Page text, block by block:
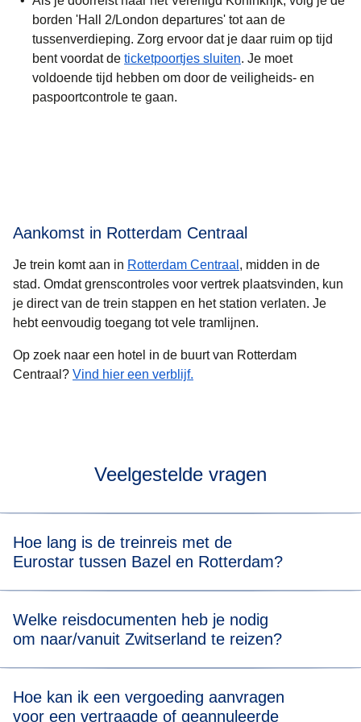
borden 'Hall 2/London departures' tot aan de
tussenverdieping. Zorg ervoor dat je daar ruim op tijd
bent voordat de ticketpoortjes sluiten. Je moet
voldoende tijd hebben om door de veiligheids- en
paspoortcontrole te gaan.
Aankomst in Rotterdam Centraal
Je trein komt aan in Rotterdam Centraal , midden in de
stad. Omdat grenscontroles voor vertrek plaatsvinden, kun
je direct van de trein stappen en het station verlaten. Je
hebt eenvoudig toegang tot vele tramlijnen.
Op zoek naar een hotel in de buurt van Rotterdam
Centraal? Vind hier een verblijf.
Veelgestelde vragen
Hoe lang is de treinreis met de
Eurostar tussen Bazel en Rotterdam?
overstap ongeveer 8 u. Als je de beschikbare tickets
bekijkt, zie je ook de reisduur van de trein voor alle
Welke reisdocumenten heb je nodig
om naar/vanuit Zwitserland te reizen?
Reisdocumenten-paginavoor meer informatie.
Hoe kan ik een vergoeding aanvragen
voor een vertraagde of geannuleerde